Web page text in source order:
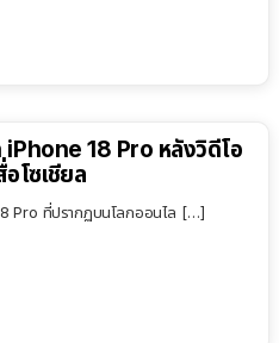
18 Pro หลังวิดีโอ
โซเชียล
Pro ที่ปรากฏบนโลกออนไล […]